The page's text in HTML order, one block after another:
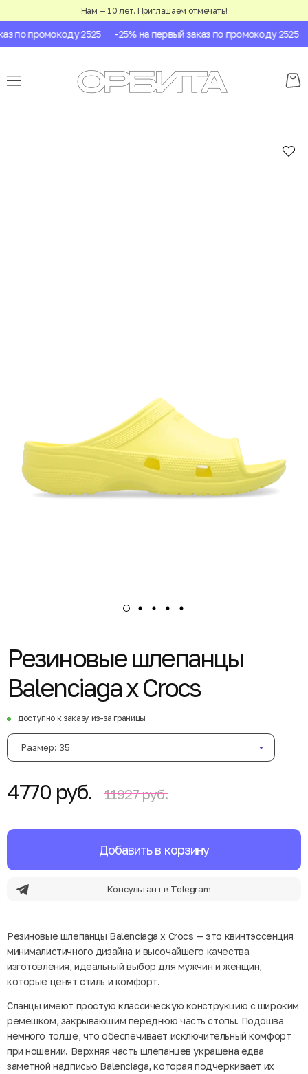
Нам — 10 лет. Приглашаем отмечать!
по промокоду 2525 -25% на первый заказ по промокоду 2525
Резиновые шлепанцы
Balenciaga x Crocs
доступно к заказу из-за границы
Размер: 35
4770 руб. 11927 руб.
Добавить в корзину
Консультант в Telegram
Резиновые шлепанцы Balenciaga x Crocs — это квинтэссенция
минималистичного дизайна и высочайшего качества
изготовления, идеальный выбор для мужчин и женщин,
которые ценят стиль и комфорт.
Сланцы имеют простую классическую конструкцию с широким
ремешком, закрывающим переднюю часть стопы. Подошва
немного толще, что обеспечивает исключительный комфорт
при ношении. Верхняя часть шлепанцев украшена едва
заметной надписью Balenciaga, которая подчеркивает их